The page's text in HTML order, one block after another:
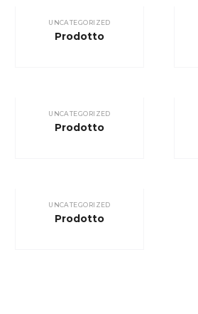
UNCATEGORIZED
Prodotto
UNCATEGORIZED
Prodotto
UNCATEGORIZED
Prodotto